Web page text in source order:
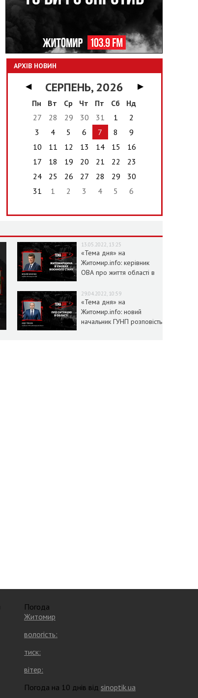
АРХІВ НОВИН
◀ СЕРПЕНЬ, 2026
▶
Пн
Вт Ср Чт Пт Сб
Нд
27
28 29 30 31 1
2
3
4 5 6 7 8
9
10
11 12 13 14 15
16
17
18 19 20 21 22
23
24
25 26 27 28 29
30
31
1 2 3 4 5 6
13.05.2022, 13:25
«Тема дня» на
Житомир.info: керівник
ОВА про життя області в
29.04.2022, 10:59
«Тема дня» на
Житомир.info: новий
начальник ГУНП розповість
Погода
Житомир
вологість:
тиск:
вітер:
Погода на 10 днів від sinoptik.ua